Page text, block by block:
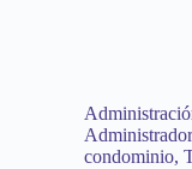
condominio,